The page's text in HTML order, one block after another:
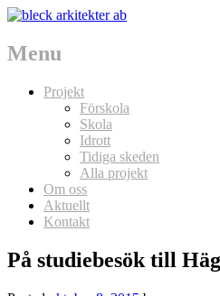
Menu
Skip
Projekt
Förskola
Skola
Idrott
Tidiga skeden
Alla projekt
Om oss
Aktuellt
Kontakt
På studiebesök till